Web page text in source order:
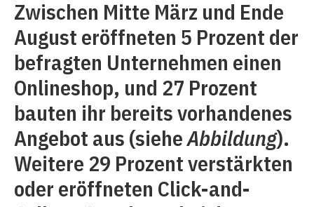
Zwischen Mitte März und Ende
August eröffneten 5 Prozent der
befragten Unternehmen einen
Onlineshop, und 27 Prozent
bauten ihr bereits vorhandenes
Angebot aus (sieheAbbildung).
Weitere 29 Prozent verstärkten
oder eröffneten Click-and-